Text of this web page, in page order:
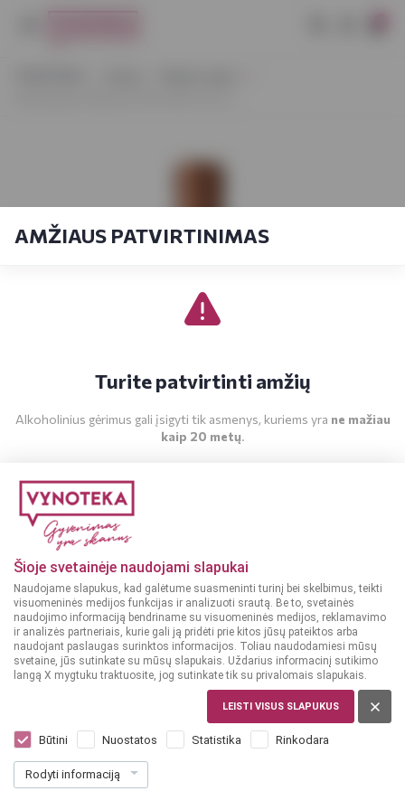
Šioje svetainėje naudojami slapukai
Naudojame slapukus, kad galėtume suasmeninti turinį bei skelbimus, teikti
visuomeninės medijos funkcijas ir analizuoti srautą. Be to, svetainės
naudojimo informaciją bendriname su visuomeninės medijos, reklamavimo
ir analizės partneriais, kurie gali ją pridėti prie kitos jūsų pateiktos arba
naudojant paslaugas surinktos informacijos. Toliau naudodamiesi mūsų
svetaine, jūs sutinkate su mūsų slapukais. Uždarius informacinį sutikimo
langą X mygtuku traktuosite, jog sutinkate tik su privalomais slapukais.
LEISTI VISUS SLAPUKUS
Būtini Nuostatos Statistika Rinkodara
Rodyti informaciją
AMŽIAUS PATVIRTINIMAS
Turite patvirtinti amžių
Alkoholinius gėrimus gali įsigyti tik asmenys, kuriems yra ne mažiau
kaip 20 metų.
Ventisquero Reserva Pinot Noir 0,75 L
Dar nėra balsų, galite įvertinti
99